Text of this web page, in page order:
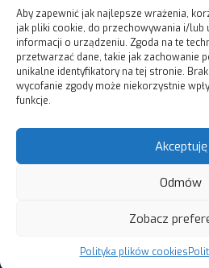
Aby zapewnić jak najlepsze wrażenia,
jak pliki cookie, do przechowywania i/lub
informacji o urządzeniu. Zgoda na te
przetwarzać dane, takie jak zachowanie
unikalne identyfikatory na tej stronie.
wycofanie zgody może niekorzystnie
funkcje.
Akceptuję
Odmów
Zobacz
Polityka plików cookies
82-230 Nowy Staw
Polska
amg@amgliquids.eu
(+48) 55 271 55 50
Copyright © 2021 | AMG